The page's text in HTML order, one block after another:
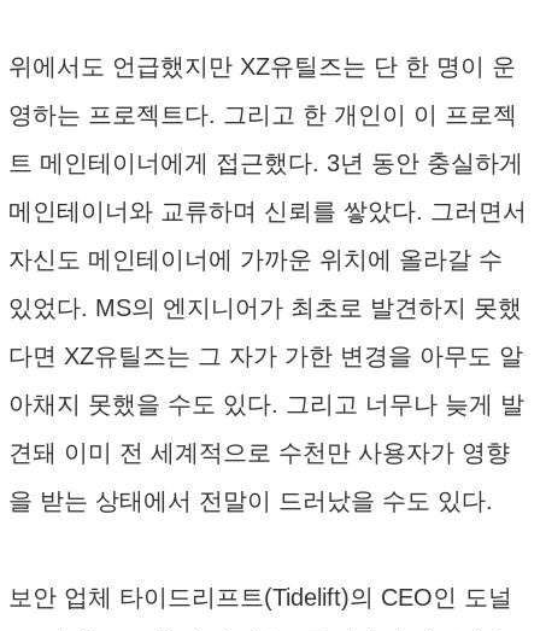
위에서도 언급했지만 XZ유틸즈는 단 한 명이 운
영하는 프로젝트다. 그리고 한 개인이 이 프로젝
트 메인테이너에게 접근했다. 3년 동안 충실하게
메인테이너와 교류하며 신뢰를 쌓았다. 그러면서
자신도 메인테이너에 가까운 위치에 올라갈 수
있었다. MS의 엔지니어가 최초로 발견하지 못했
다면 XZ유틸즈는 그 자가 가한 변경을 아무도 알
아채지 못했을 수도 있다. 그리고 너무나 늦게 발
견돼 이미 전 세계적으로 수천만 사용자가 영향
을 받는 상태에서 전말이 드러났을 수도 있다.
보안 업체 타이드리프트(Tidelift)의 CEO인 도널